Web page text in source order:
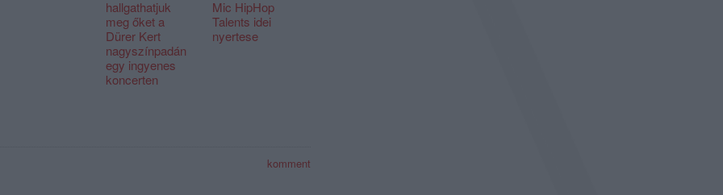
hallgathatjuk
meg őket a
Dürer Kert
nagyszínpadán
egy ingyenes
koncerten
Mic HipHop
Talents idei
nyertese
komment